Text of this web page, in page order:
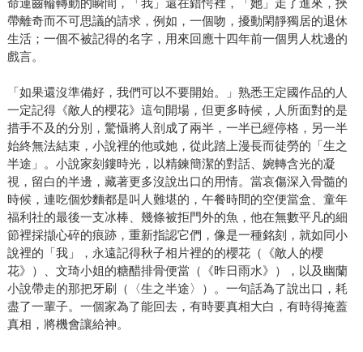
命運齒輪轉動的瞬間，「我」還在錯愕裡，「她」走了進來，挾
帶離奇而不可思議的請求，例如，一個吻，擾動閑靜獨居的退休
生活；一個不被記得的名字，用來回應十四年前一個男人枕邊的
戲言。
「如果還沒準備好，我們可以不要開始。」熟悉王定國作品的人
一定記得《敵人的櫻花》這句開場，但更多時候，人所面對的是
措手不及的分別，驚懾將人剖成了兩半，一半已經停格，另一半
始終無法結束，小說裡的他或她，從此踏上漫長而徒勞的「生之
半途」。小說家刻鏤時光，以精鍊簡潔的對話、婉轉含光的凝
視，留白的半邊，藏著更多沒說出口的用情。當哀傷深入骨髓的
時候，連吃個炒麵都是叫人難堪的，午餐時間的空便當盒、童年
福利社的最後一支冰棒、幾條被拒門外的魚，他在無數平凡的細
節裡採擷心碎的痕跡，重新指認它們，像是一種銘刻，就如同小
說裡的「我」，永遠記得秋子相片裡的的櫻花（《敵人的櫻
花》）、文琦小姐的糖醋排骨便當（《昨日雨水》），以及幽蘭
小說帶走的那把牙刷（〈生之半途〉）。一句話為了說出口，耗
盡了一輩子。一個家為了能回去，有時要真相大白，有時得掩蓋
真相，將機會讓給神。